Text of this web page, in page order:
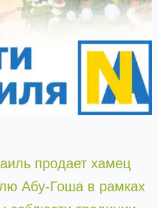
продает хамец
Абу-Гоша в рамках